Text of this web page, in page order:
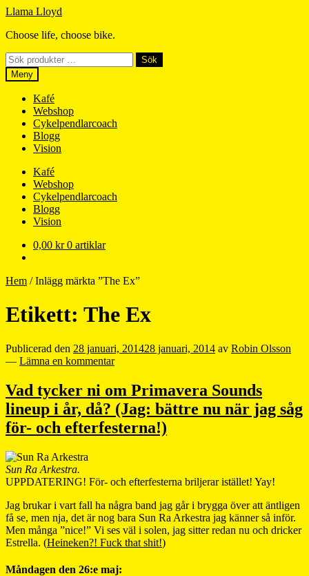
Hoppa
navigering
Hoppa
innehåll
Llama Lloyd
Choose life, choose bike.
Sök
efter:
Sök
Meny
Kafé
Webshop
Cykelpendlarcoach
Blogg
Vision
Kafé
Webshop
Cykelpendlarcoach
Blogg
Vision
0,00 kr 0 artiklar
Hem /Inlägg märkta ”The Ex”
Etikett: The Ex
Publicerad den 28 januari, 201428 januari, 2014 av Robin Olsson
— Lämna en kommentar
Vad tycker ni om Primavera Sounds
lineup i år, då? (Jag: bättre nu när jag såg
för- och efterfesterna!)
Sun Ra Arkestra.
UPPDATERING! För- och efterfesterna briljerar istället! Yay!
Jag brukar i vart fall ha några band jag går i brygga över att äntligen
få se, men nja, det är nog bara Sun Ra Arkestra jag känner så inför.
Men många ”nice!” Vi ses väl i solen, jag sitter redan nu och dricker
Estrella. (Heineken?! Fuck that shit!)
Måndagen den 26:e maj: